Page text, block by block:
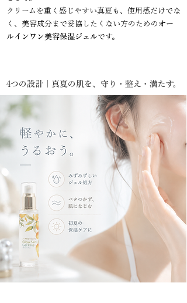
クリームを重く感じやすい真夏も、使用感だけでな
く、美容成分まで妥協したくない方のための オー
ルインワン美容保湿ジェルです。
4つの設計｜真夏の肌を、守り・整え・満たす。